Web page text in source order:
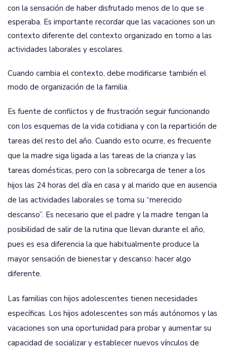
con la sensación de haber disfrutado menos de lo que se
esperaba. Es importante recordar que las vacaciones son un
contexto diferente del contexto organizado en torno a las
actividades laborales y escolares.
Cuando cambia el contexto, debe modificarse también el
modo de organización de la familia.
Es fuente de conflictos y de frustración seguir funcionando
con los esquemas de la vida cotidiana y con la repartición de
tareas del resto del año. Cuando esto ocurre, es frecuente
que la madre siga ligada a las tareas de la crianza y las
tareas domésticas, pero con la sobrecarga de tener a los
hijos las 24 horas del día en casa y al marido que en ausencia
de las actividades laborales se toma su “merecido
descanso”. Es necesario que el padre y la madre tengan la
posibilidad de salir de la rutina que llevan durante el año,
pues es esa diferencia la que habitualmente produce la
mayor sensación de bienestar y descanso: hacer algo
diferente.
Las familias con hijos adolescentes tienen necesidades
específicas. Los hijos adolescentes son más autónomos y las
vacaciones son una oportunidad para probar y aumentar su
capacidad de socializar y establecer nuevos vínculos de